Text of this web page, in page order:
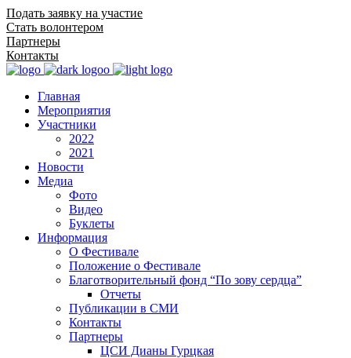
Подать заявку на участие
Стать волонтером
Партнеры
Контакты
Главная
Мероприятия
Участники
2022
2021
Новости
Медиа
Фото
Видео
Буклеты
Информация
О Фестивале
Положение о Фестивале
Благотворительный фонд “По зову сердца”
Отчеты
Публикации в СМИ
Контакты
Партнеры
ЦСИ Дианы Гурцкая